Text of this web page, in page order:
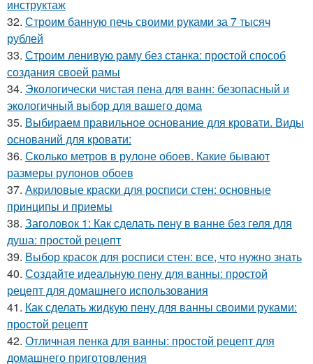
инструктаж
32. Строим банную печь своими руками за 7 тысяч
рублей
33. Строим ленивую раму без станка: простой способ
создания своей рамы
34. Экологически чистая пена для ванн: безопасный и
экологичный выбор для вашего дома
35. Выбираем правильное основание для кровати. Виды
оснований для кровати:
36. Сколько метров в рулоне обоев. Какие бывают
размеры рулонов обоев
37. Акриловые краски для росписи стен: основные
принципы и приемы
38. Заголовок 1: Как сделать пену в ванне без геля для
душа: простой рецепт
39. Выбор красок для росписи стен: все, что нужно знать
40. Создайте идеальную пену для ванны: простой
рецепт для домашнего использования
41. Как сделать жидкую пену для ванны своими руками:
простой рецепт
42. Отличная пенка для ванны: простой рецепт для
домашнего приготовления